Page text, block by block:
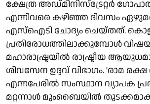
ക്ഷേത്ര അഡ്മിനിസ്‌ട്രേറ്റര്‍
എന്നിവരെ കഴിഞ്ഞ ദിവസം
എസ്‌ഐടി ചോദ്യം ചെയ്തത്.
പ്രതിരോധത്തിലാക്കുമ്പോള്‍
മഹാരാഷ്ട്രയില്‍ രാഷ്ട്രീയ
ശിവസേന ഉദ്ദവ് വിഭാഗം. 'രാമ
എന്നപേരില്‍ സംസ്ഥാന വ്യാപക
മറ്റന്നാള്‍ മുംബൈയില്‍